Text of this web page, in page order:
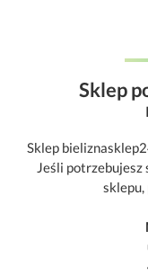
Sklep
Sklep
Jeśli potrzebujesz